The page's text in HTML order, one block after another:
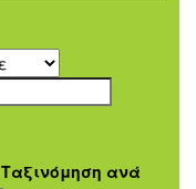
Ταξινόμηση ανά